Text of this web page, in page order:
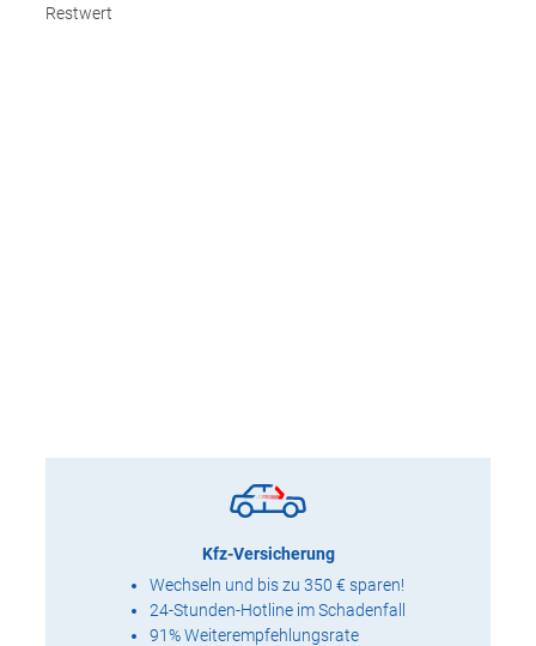
Restwert
Kfz-Versicherung
Wechseln und bis zu 350 € sparen!
24-Stunden-Hotline im Schadenfall
91% Weiterempfehlungsrate